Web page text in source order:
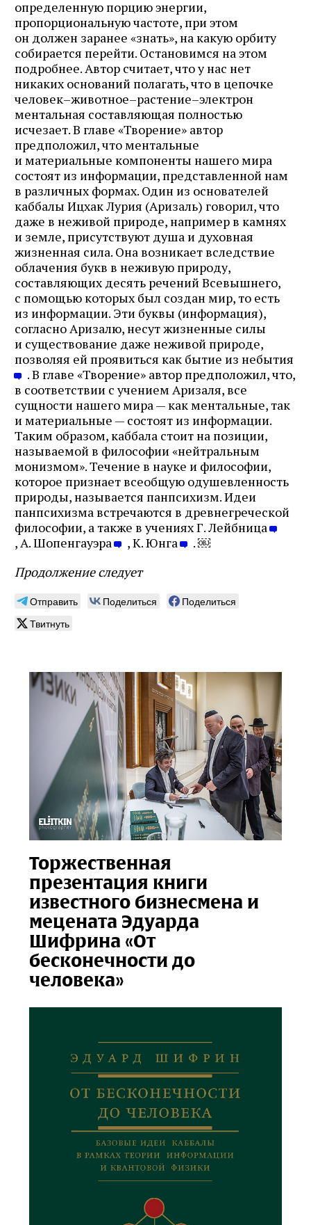
определенную порцию энергии,
пропорциональную частоте, при этом
он должен заранее «знать», на какую орбиту
собирается перейти. Остановимся на этом
подробнее. Автор считает, что у нас нет
никаких оснований полагать, что в цепочке
человек–животное–растение–электрон
ментальная составляющая полностью
исчезает. В главе «Творение» автор
предположил, что ментальные
и материальные компоненты нашего мира
состоят из информации, представленной нам
в различных формах. Один из основателей
каббалы Ицхак Лурия (Аризаль) говорил, что
даже в неживой природе, например в камнях
и земле, присутствуют душа и духовная
жизненная сила. Она возникает вследствие
облачения букв в неживую природу,
составляющих десять речений Всевышнего,
с помощью которых был создан мир, то есть
из информации. Эти буквы (информация),
согласно Аризалю, несут жизненные силы
и существование даже неживой природе,
позволяя ей проявиться как бытие из небытия
. В главе «Творение» автор предположил, что,
в соответствии с учением Аризаля, все
сущности нашего мира — как ментальные, так
и материальные — состоят из информации.
Таким образом, каббала стоит на позиции,
называемой в философии «нейтральным
монизмом». Течение в науке и философии,
которое признает всеобщую одушевленность
природы, называется панпсихизм. Идеи
панпсихизма встречаются в древнегреческой
философии, а также в учениях Г. Лейбница
, А. Шопенгауэра
, К. Юнга
. ￼
Продолжение следует
Отправить Поделиться
Поделиться
Твитнуть
Торжественная
презентация книги
известного бизнесмена и
мецената Эдуарда
Шифрина «От
бесконечности до
человека»